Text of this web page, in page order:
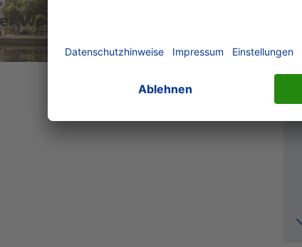
Woche im Überblick